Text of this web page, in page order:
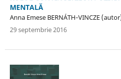
MENTALĂ
Anna Emese BERNÁTH‐VINCZE
29 septembrie 2016